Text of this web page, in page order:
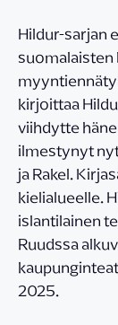
Hildur-sarjan
suomalaisten
kirjoittaa
viihdytte
ilmestynyt nyt
ja Rakel.
kielialueelle.
islantilainen
Ruudssa
2025.